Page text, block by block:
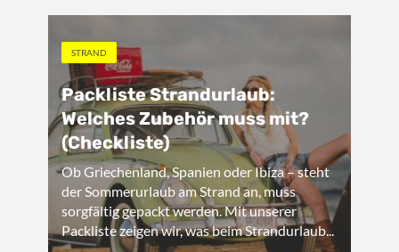
STRAND
Packliste Strandurlaub:
Welches Zubehör muss mit?
(Checkliste)
Ob Griechenland, Spanien oder Ibiza – steht
der Sommerurlaub am Strand an, muss
sorgfältig gepackt werden. Mit unserer
Packliste zeigen wir, was beim Strandurlaub...